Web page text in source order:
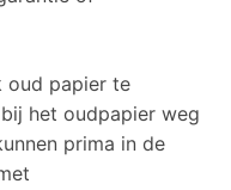
oud papier te
het oudpapier weg
prima in de